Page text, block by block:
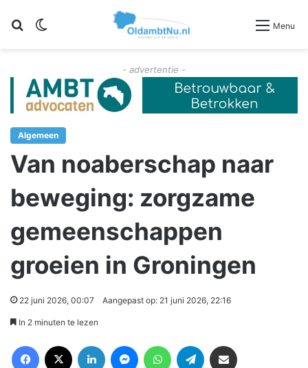
Zoeken Menu
- advertentie -
Algemeen
Van noaberschap naar
beweging: zorgzame
gemeenschappen
groeien in Groningen
22 juni 2026, 00:07 Aangepast op: 21 juni 2026, 22:16
In 2 minuten te lezen